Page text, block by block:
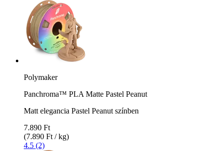
Polymaker
Panchroma™ PLA Matte Pastel Peanut
Matt elegancia Pastel Peanut színben
7.890 Ft
(7.890 Ft / kg)
4.5 (2)